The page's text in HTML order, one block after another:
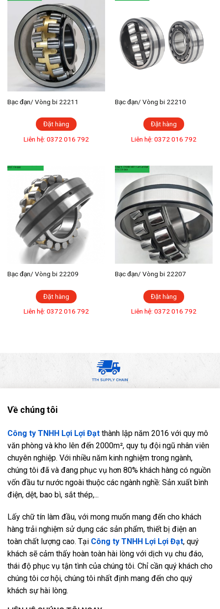
Bạc đạn/ Vòng bi 22211
Đặt hàng
Liên hệ: 0372 016 792
Bạc đạn/ Vòng bi 22210
Đặt hàng
Liên hệ: 0372 016 792
Bạc đạn/ Vòng bi 22209
Đặt hàng
Liên hệ: 0372 016 792
Bạc đạn/ Vòng bi 22207
Đặt hàng
Liên hệ: 0372 016 792
Về chúng tôi
Công ty TNHH Lợi Lợi Đạt thành lập năm 2016 với quy mô
văn phòng và kho lên đến 2000m², quy tụ đội ngũ nhân viên
chuyên nghiệp. Với nhiều năm kinh nghiệm trong ngành,
chúng tôi đã và đang phục vụ hơn 80% khách hàng có nguồn
vốn đầu tư nước ngoài thuộc các ngành nghề: Sản xuất bình
điện, dệt, bao bì, sắt thép,...
Lấy chữ tín làm đầu, với mong muốn mang đến cho khách
hàng trải nghiệm sử dụng các sản phẩm, thiết bị điện an
toàn chất lượng cao. Tại Công ty TNHH Lợi Lợi Đạt, quý
khách sẽ cảm thấy hoàn toàn hài lòng với dịch vụ chu đáo,
thái độ phục vụ tận tình của chúng tôi. Chỉ cần quý khách cho
chúng tôi cơ hội, chúng tôi nhất định mang đến cho quý
khách sự hài lòng.